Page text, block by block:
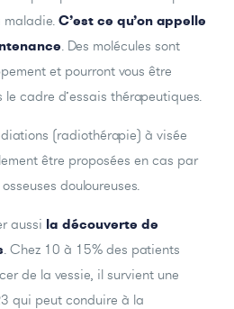
C’est ce qu’on appelle
. Des molécules sont
et pourront vous être
cadre d’essais thérapeutiques.
(radiothérapie) à visée
être proposées en cas par
douloureuses.
aussi la découverte de
. Chez 10 à 15% des patients
de la vessie, il survient une
qui peut conduire à la